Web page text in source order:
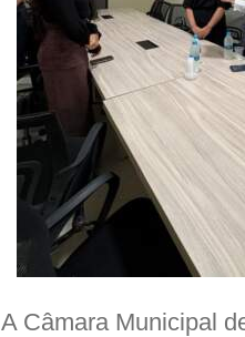
A Câmara Municipal